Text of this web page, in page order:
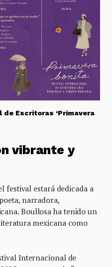
Escritoras ‘Primavera
vibrante y
festival estará dedicada a
narradora,
Boullosa ha tenido un
mexicana como
Internacional de